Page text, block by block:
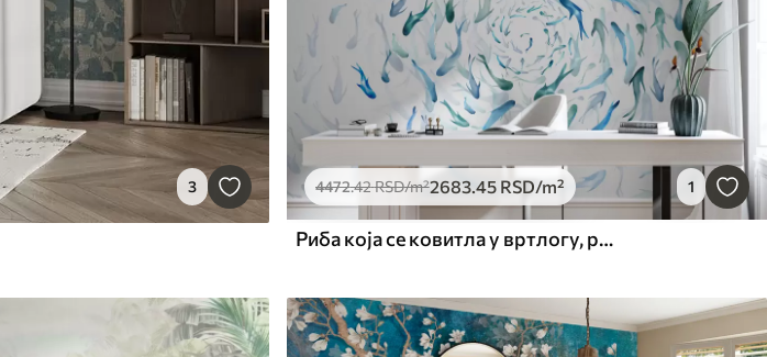
3 4472.42RSD/m²2683.45 RSD/m² 1
Риба која се ковитла у вртлогу, рибљи плес, акварел, ајкула, апстрактна композиција, минимализам, плава, зелена боја